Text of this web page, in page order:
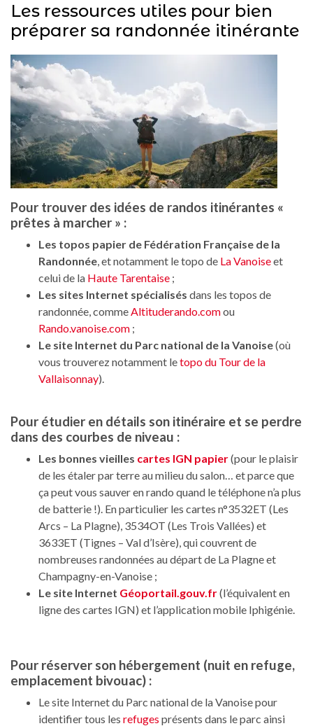
Les ressources utiles pour bien
préparer sa randonnée itinérante
Pour trouver des idées de randos itinérantes «
prêtes à marcher » :
Les topos papier de Fédération Française de la
Randonnée, et notamment le topo de La Vanoiseet
celui de la Haute Tarentaise ;
Les sites Internet spécialisés dans les topos de
randonnée, commeAltituderando.comou
Rando.vanoise.com ;
Le site Internet du Parc national de la Vanoise(où
vous trouverez notamment letopo du Tour de la
Vallaisonnay).
Pour étudier en détails son itinéraire et se perdre
dans des courbes de niveau :
Les bonnes vieilles cartes IGN papier(pour le plaisir
de les étaler par terre au milieu du salon… et parce que
ça peut vous sauver en rando quand le téléphone n’a plus
de batterie !). En particulier les cartes n°3532ET (Les
Arcs – La Plagne), 3534OT (Les Trois Vallées) et
3633ET (Tignes – Val d’Isère), qui couvrent de
nombreuses randonnées au départ de La Plagne et
Champagny-en-Vanoise ;
Le site Internet Géoportail.gouv.fr(l’équivalent en
ligne des cartes IGN) et l’application mobile Iphigénie.
Pour réserver son hébergement (nuit en refuge,
emplacement bivouac) :
Le site Internet du Parc national de la Vanoise pour
identifier tous les refuges présents dans le parc ainsi